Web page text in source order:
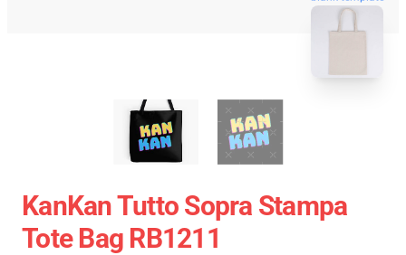
KanKan Tutto Sopra Stampa
Tote Bag RB1211